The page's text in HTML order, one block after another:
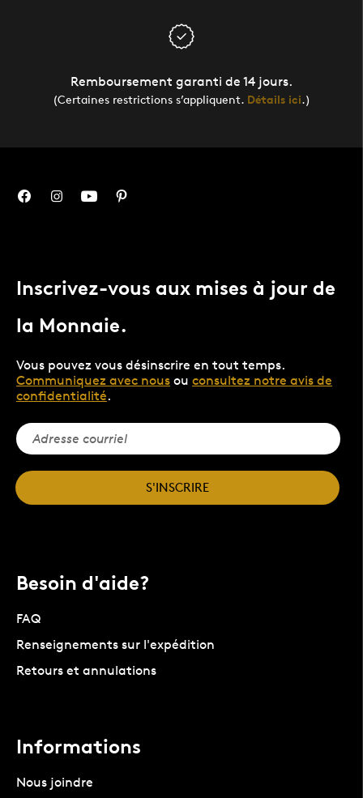
Remboursement garanti de 14 jours.
(Certaines restrictions s’appliquent. Détails ici.)
Inscrivez-vous aux mises à jour de
la Monnaie.
Vous pouvez vous désinscrire en tout temps.
Communiquez avec nous ou consultez notre avis de
confidentialité.
S'INSCRIRE
Besoin d'aide?
FAQ
Renseignements sur l'expédition
Retours et annulations
Informations
Nous joindre